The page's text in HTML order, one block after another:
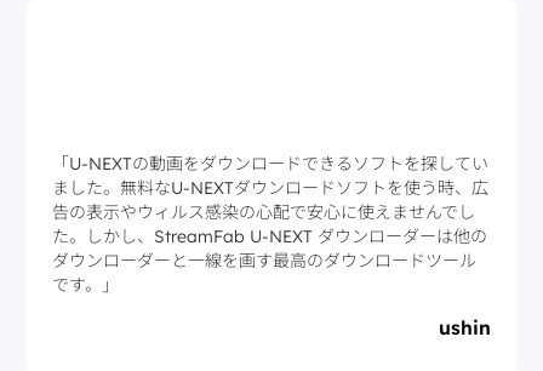
「U-NEXTの動画をダウンロードできるソフトを探してい
ました。無料なU-NEXTダウンロードソフトを使う時、広
告の表示やウィルス感染の心配で安心に使えませんでし
た。しかし、StreamFab U-NEXT ダウンローダーは他の
ダウンローダーと一線を画す最高のダウンロードツール
です。」
ushin